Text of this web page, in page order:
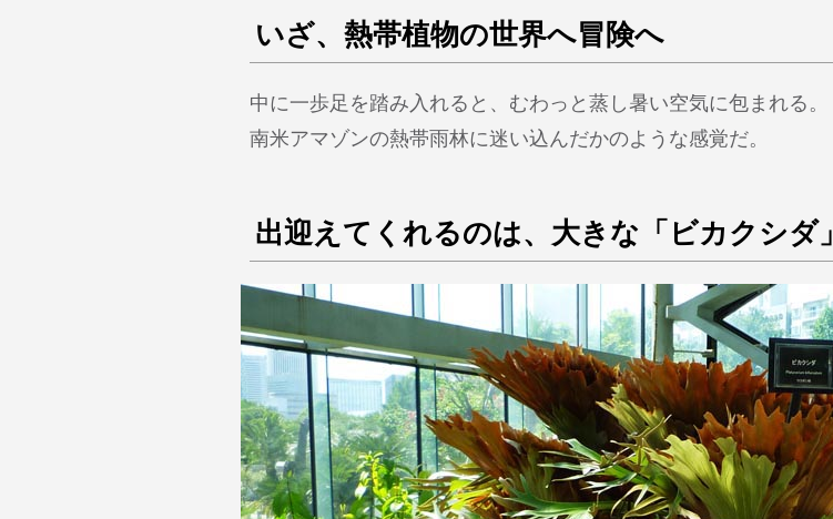
いざ、熱帯植物の世界へ冒険へ
中に一歩足を踏み入れると、むわっと蒸し暑い空気に包まれる。
南米アマゾンの熱帯雨林に迷い込んだかのような感覚だ。
出迎えてくれるのは、大きな「ビカクシダ」